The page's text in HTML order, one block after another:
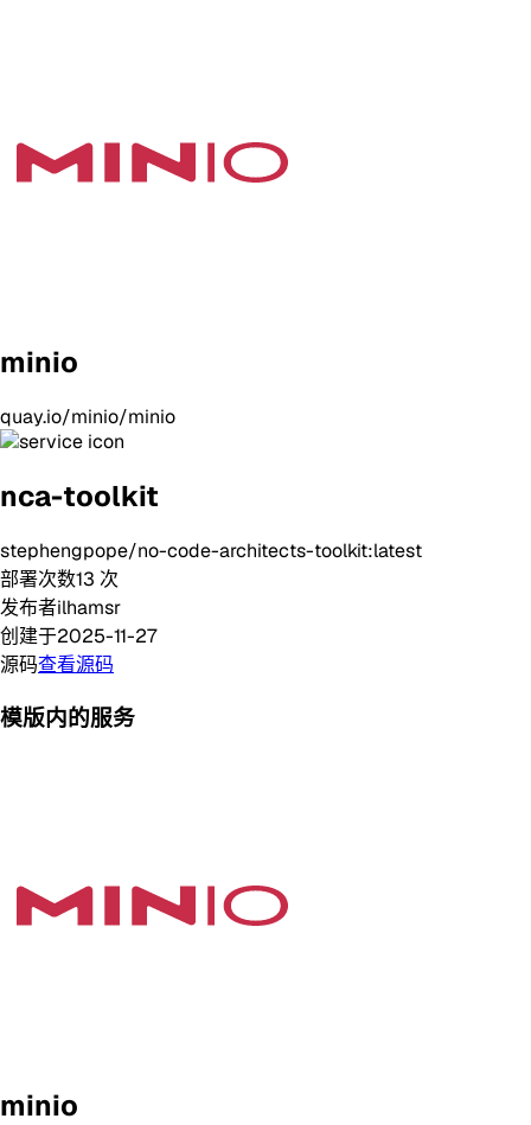
minio
quay.io/minio/minio
nca-toolkit
stephengpope/no-code-architects-toolkit:latest
部署次数13 次
发布者ilhamsr
创建于2025-11-27
源码查看源码
模版内的服务
minio